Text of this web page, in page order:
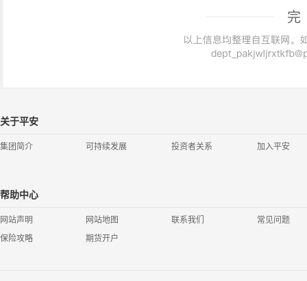
完
关于平安
集团简介 可持续发展 投资者关系 加入平安
帮助中心
网站声明 网站地图 联系我们
常见问题
保险攻略
期货开户